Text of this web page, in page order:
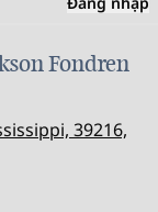
Fondren
39216,